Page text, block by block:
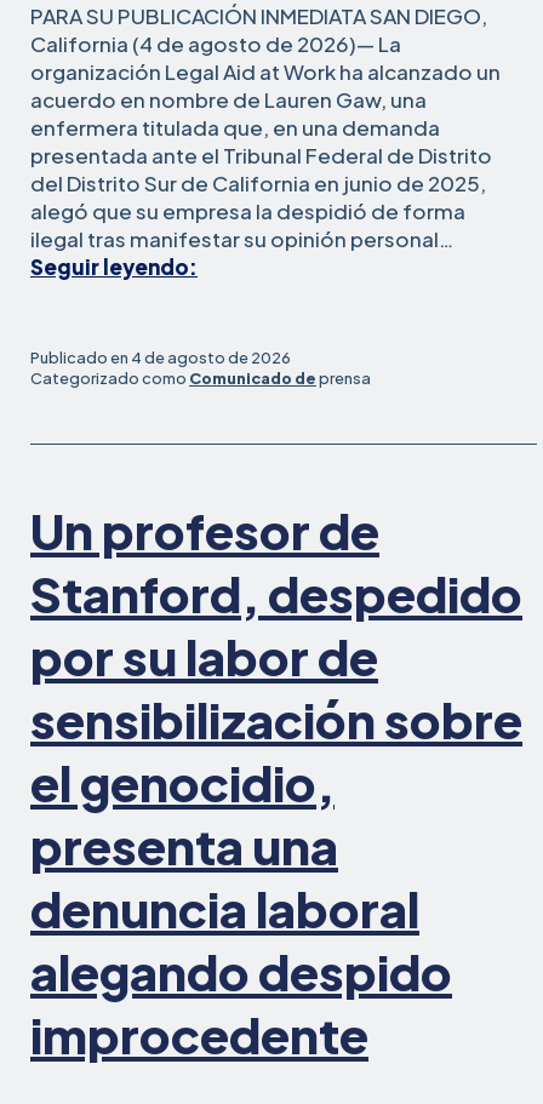
PARA SU PUBLICACIÓN INMEDIATA SAN DIEGO,
California (4 de agosto de 2026)— La
organización Legal Aid at Work ha alcanzado un
acuerdo en nombre de Lauren Gaw, una
enfermera titulada que, en una demanda
presentada ante el Tribunal Federal de Distrito
del Distrito Sur de California en junio de 2025,
alegó que su empresa la despidió de forma
ilegal tras manifestar su opinión personal…
Seguir leyendo:
sur
de
acuerdo
en
caso
ante
un
tribunal
federal
en
que
la
violación
de
su
derecho
a
expresión
Publicado en 4 de agosto de 2026
Categorizado como Comunicado deprensa
Un profesor de
Stanford, despedido
por su labor de
sensibilización sobre
el genocidio,
presenta una
denuncia laboral
alegando despido
improcedente